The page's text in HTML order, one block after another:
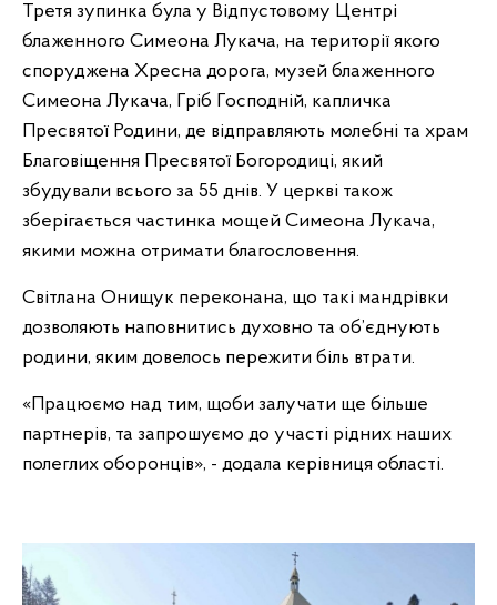
Третя зупинка була у Відпустовому Центрі
блаженного Симеона Лукача, на території якого
споруджена Хресна дорога, музей блаженного
Симеона Лукача, Гріб Господній, капличка
Пресвятої Родини, де відправляють молебні та храм
Благовіщення Пресвятої Богородиці, який
збудували всього за 55 днів. У церкві також
зберігається частинка мощей Симеона Лукача,
якими можна отримати благословення.
Світлана Онищук переконана, що такі мандрівки
дозволяють наповнитись духовно та об’єднують
родини, яким довелось пережити біль втрати.
«Працюємо над тим, щоби залучати ще більше
партнерів, та запрошуємо до участі рідних наших
полеглих оборонців», - додала керівниця області.